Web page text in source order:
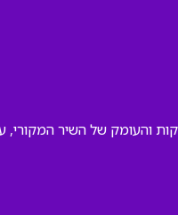
של השיר המקורי,